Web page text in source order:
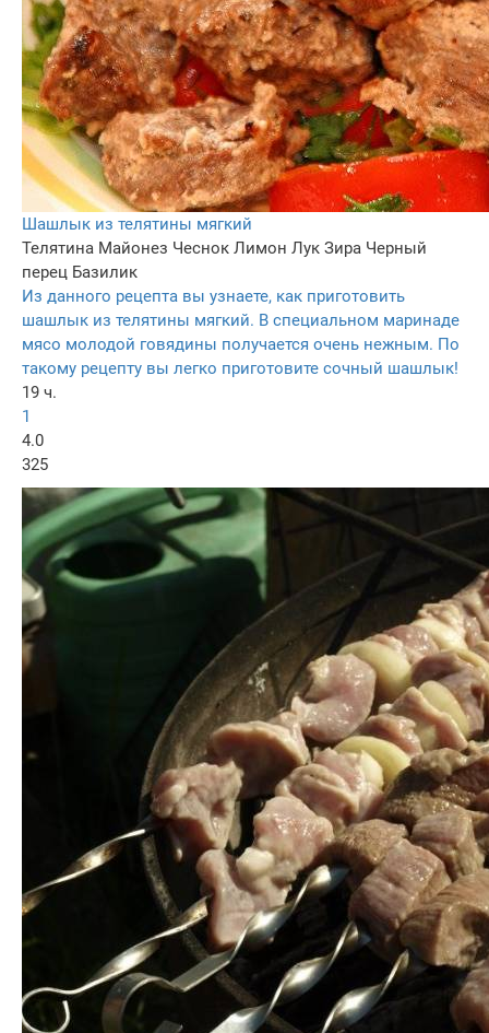
Шашлык из телятины мягкий
Телятина Майонез Чеснок Лимон Лук Зира Черный
перец Базилик
Из данного рецепта вы узнаете, как приготовить
шашлык из телятины мягкий. В специальном маринаде
мясо молодой говядины получается очень нежным. По
такому рецепту вы легко приготовите сочный шашлык!
19 ч.
1
4.0
325